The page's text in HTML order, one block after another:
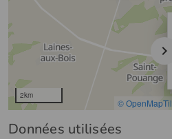
Données utilisées